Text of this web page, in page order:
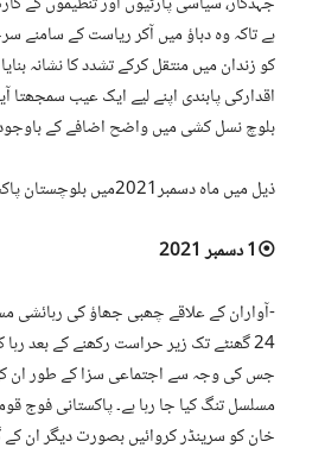
ہے تاکہ وہ دباؤ میں آکر ریاست کے سامنے
کو زندان میں منتقل کرکے تشدد کا نشانہ
اقدارکی پابندی اپنے لیے ایک عیب
بلوچ نسل کشی میں واضح اضافے کے باوجود
ذیل میں ماہ دسمبر2021میں بلوچستان پاکستانی فوجی بربریت تفصیل سے درج ہے ،ملاحظہ فرمائیں:
⦿1 دسمبر 2021
24 گھنٹے تک زیر حراست رکھنے کے بعد
جس کی وجہ سے اجتماعی سزا کے طور ان کی
مسلسل تنگ کیا جا رہا ہے۔ پاکستانی
خان کو سرینڈر کروائیں بصورت دیگر ان کے